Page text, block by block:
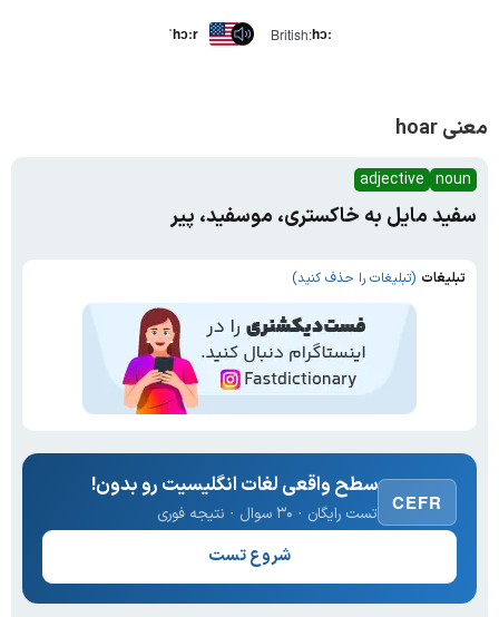
ˈhɔːr British:hɔː
معنی hoar
noun
adjective
سفید مایل به خاکستری، موسفید، پیر
تبلیغات (تبلیغات را حذف کنید)
CEFR
سطح واقعی لغات انگلیسیت رو بدون!
تست رایگان · ۳۰ سوال · نتیجه فوری
شروع تست